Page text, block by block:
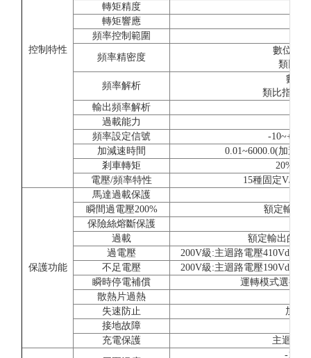
控制特性
轉矩精度
轉矩響應
頻率控制範圍
頻率精密度
數位指
類比指
頻率解析
數位
類比指令
輸出頻率解析
過載能力
頻率設定信號
-
加減速時間
0.01~6000.0(加速
剎車轉矩
20%(附
電壓/頻率特性
15種固定V/f特
保護功能
馬達過載保護
瞬間過電壓200%
額定輸出
保險絲熔斷保護
過載
額定輸出的
過電壓
200V級:主迴路電壓410Vdc以
不足電壓
200V級:主迴路電壓190Vdc以
瞬時停電補償
運轉模式選擇約
散熱片過熱
失速防止
加減
接地故障
充電保護
主迴路
-